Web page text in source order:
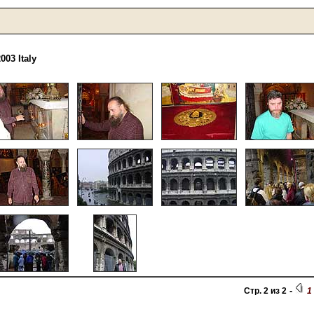
Italy
Стр. 2 из 2 - 1